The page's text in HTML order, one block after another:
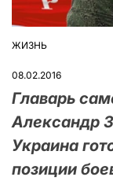
ОПУБЛІКУВАТИ
ЖИЗНЬ
08.02.2016
Главарь
Александр
Украина
позиции